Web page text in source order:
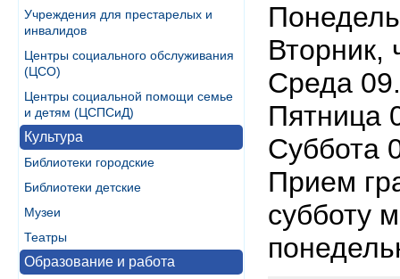
Учреждения для престарелых и
инвалидов
Центры социального обслуживания
(ЦСО)
Центры социальной помощи семье
и детям (ЦСПСиД)
Культура
Библиотеки городские
Библиотеки детские
Музеи
Театры
Образование и работа
Вторник,
Среда
Пятница
Суббота
Прием
субботу